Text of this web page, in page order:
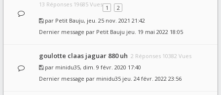
13 Réponses 19685 Vues 1
2
par Petit Bauju, jeu. 25 nov. 2021 21:42
Dernier message par Petit Bauju jeu. 19 mai 2022 18:05
goulotte claas jaguar 880 uh 2 Réponses 10382 Vues
par minidu35, dim. 9 févr. 2020 17:40
Dernier message par minidu35 jeu. 24 févr. 2022 23:56